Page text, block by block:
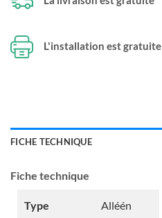
L'installation est gratuite
FICHE TECHNIQUE
Fiche technique
Type
Alléén